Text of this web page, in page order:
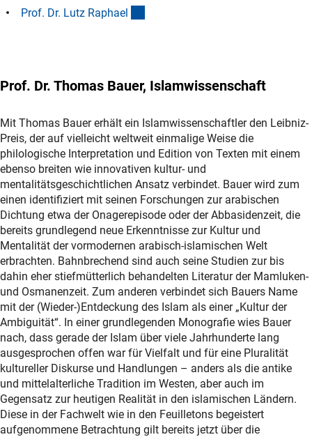
Prof. Dr. Lutz Raphael
Prof. Dr. Thomas Bauer, Islamwissenschaft
Mit Thomas Bauer erhält ein Islamwissenschaftler den Leibniz-
Preis, der auf vielleicht weltweit einmalige Weise die
philologische Interpretation und Edition von Texten mit einem
ebenso breiten wie innovativen kultur- und
mentalitätsgeschichtlichen Ansatz verbindet. Bauer wird zum
einen identifiziert mit seinen Forschungen zur arabischen
Dichtung etwa der Onagerepisode oder der Abbasidenzeit, die
bereits grundlegend neue Erkenntnisse zur Kultur und
Mentalität der vormodernen arabisch-islamischen Welt
erbrachten. Bahnbrechend sind auch seine Studien zur bis
dahin eher stiefmütterlich behandelten Literatur der Mamluken-
und Osmanenzeit. Zum anderen verbindet sich Bauers Name
mit der (Wieder-)Entdeckung des Islam als einer „Kultur der
Ambiguität“. In einer grundlegenden Monografie wies Bauer
nach, dass gerade der Islam über viele Jahrhunderte lang
ausgesprochen offen war für Vielfalt und für eine Pluralität
kultureller Diskurse und Handlungen – anders als die antike
und mittelalterliche Tradition im Westen, aber auch im
Gegensatz zur heutigen Realität in den islamischen Ländern.
Diese in der Fachwelt wie in den Feuilletons begeistert
aufgenommene Betrachtung gilt bereits jetzt über die